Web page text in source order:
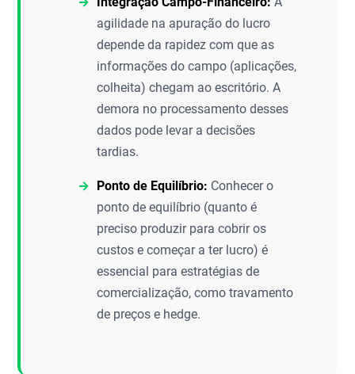
agilidade na apuração do lucro
depende da rapidez com que as
informações do campo (aplicações,
colheita) chegam ao escritório. A
demora no processamento desses
dados pode levar a decisões
tardias.
Ponto de Equilíbrio: Conhecer o
ponto de equilíbrio (quanto é
preciso produzir para cobrir os
custos e começar a ter lucro) é
essencial para estratégias de
comercialização, como travamento
de preços e hedge.